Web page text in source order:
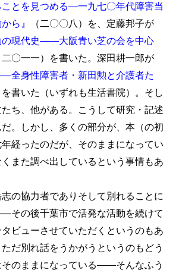
ことを見つめる―一九七〇年代障害当
ら』
（二〇〇八）を、定藤邦子が
の現代史――大阪青い芝の会を中心
二〇一一）を書いた。深田耕一郎が
全身性障害者・新田勲と介護者た
を書いた（いずれも生活書院）。そし
ち、他がある。こうして研究・記述
。しかし、多くの部分が、本（の初
経ったのだが、そのままになってい
また調べ出しているという事情もあ
の協力者でありそして別れることに
その後千葉市で活発な活動を続けて
ビューさせていただくというのもあ
だ別れ話をうかがうというのもどう
そのままになっている――そんなふう